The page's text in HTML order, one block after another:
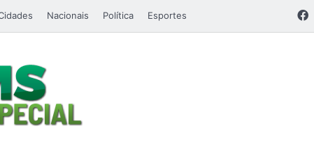
Nacionais Política Esportes